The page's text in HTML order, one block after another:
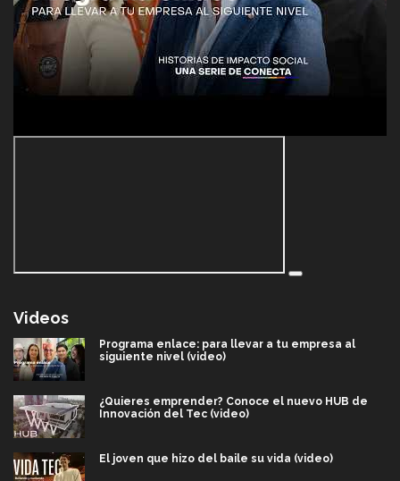
Videos
Programa enlace: para llevar a tu empresa al
siguiente nivel (video)
¿Quieres emprender? Conoce el nuevo HUB de
Innovación del Tec (video)
El joven que hizo del baile su vida (video)